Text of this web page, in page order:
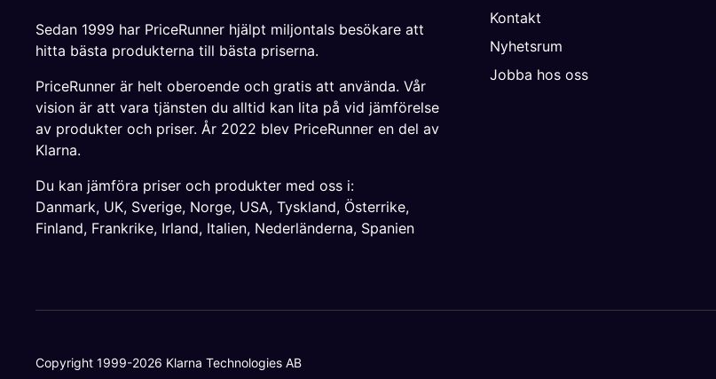
Kontakt
Nyhetsrum
Jobba hos oss
Sedan 1999 har PriceRunner hjälpt miljontals besökare att
hitta bästa produkterna till bästa priserna.
PriceRunner är helt oberoende och gratis att använda. Vår
vision är att vara tjänsten du alltid kan lita på vid jämförelse
av produkter och priser. År 2022 blev PriceRunner en del av
Klarna.
Du kan jämföra priser och produkter med oss i:
Danmark, UK, Sverige, Norge, USA, Tyskland, Österrike,
Finland, Frankrike, Irland, Italien, Nederländerna, Spanien
Copyright 1999-2026 Klarna Technologies AB